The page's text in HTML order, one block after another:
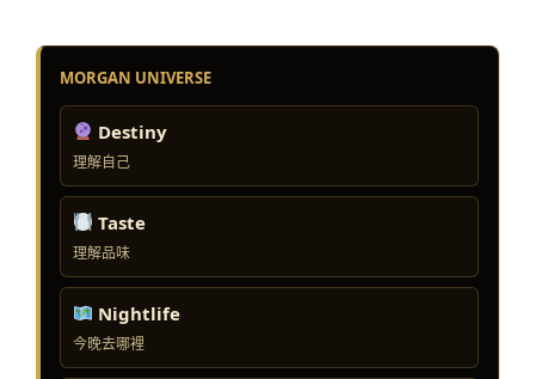
MORGAN UNIVERSE
Destiny
理解自己
Taste
理解品味
Nightlife
今晚去哪裡